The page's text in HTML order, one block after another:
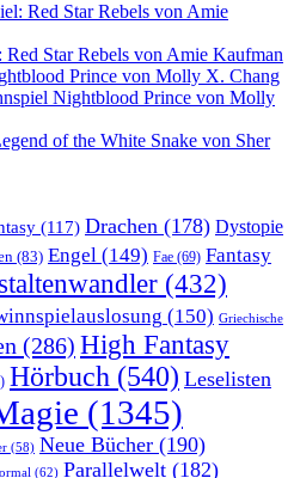
Red Star Rebels von Amie
Star Rebels von Amie Kaufman
Prince von Molly X. Chang
Nightblood Prince von Molly
of the White Snake von Sher
(117) Drachen (178) Dystopie
(83) Engel (149) Fae (69) Fantasy
(432)
(150) Griechische
(286) High Fantasy
Hörbuch (540) Leselisten
(1345)
(58) Neue Bücher (190)
(62) Parallelwelt (182)